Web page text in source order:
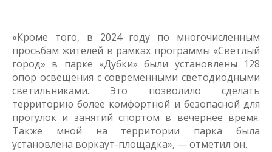
«Кроме того, в 2024 году по многочисленным
просьбам жителей в рамках программы «Светлый
город» в парке «Дубки» были установлены 128
опор освещения с современными светодиодными
светильниками. Это позволило сделать
территорию более комфортной и безопасной для
прогулок и занятий спортом в вечернее время.
Также мной на территории парка была
установлена воркаут-площадка», — отметил он.